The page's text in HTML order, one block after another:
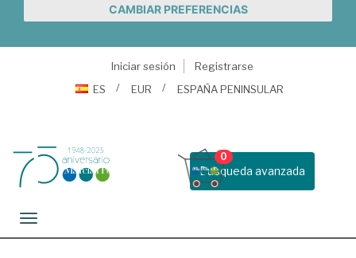
CAMBIAR PREFERENCIAS
Iniciar sesión
Registrarse
ES
EUR ESPAÑA PENINSULAR
Busqueda avanzada
0
Toggle navigation